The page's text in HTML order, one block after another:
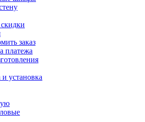
заказ
платежа
и установка